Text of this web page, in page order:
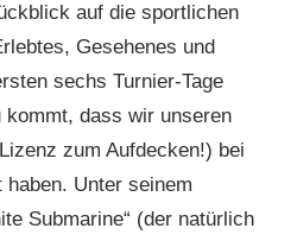
auf die sportlichen
Gesehenes und
sechs Turnier-Tage
kommt, dass wir unseren
zum Aufdecken!) bei
haben. Unter seinem
Submarine“ (der natürlich